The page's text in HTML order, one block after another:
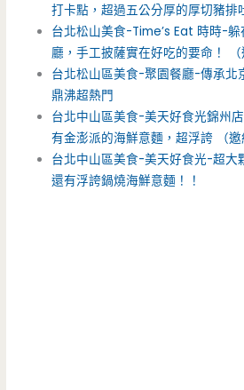
打卡點，超過五公分厚的厚切豬排
台北松山美食-Time’s Eat 時時-
廳，手工披薩實在好吃的要命！ （
台北松山區美食-聚園餐廳-傳承北
鼎沸超熱門
台北中山區美食-美天好食光錦州
有金澎派的海鮮意麵，超浮誇 （邀
台北中山區美食-美天好食光-超大
還有浮誇鍋燒海鮮意麵！！